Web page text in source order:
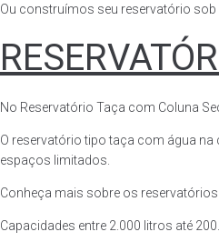
Ou construímos seu reservatório sob
No Reservatório Taça com Coluna
O reservatório tipo taça com água
espaços limitados.
Conheça mais sobre os
Capacidades entre 2.000 litros até